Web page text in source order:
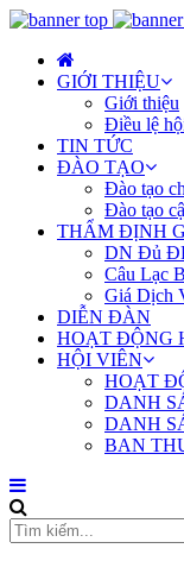
GIỚI THIỆU
Giới thiệu
Điều lệ
TIN TỨC
ĐÀO TẠO
Đào tạo
Đào tạo
THẨM ĐỊNH
DN Đủ
Câu Lạc
Giá Dịch
DIỄN ĐÀN
HOẠT ĐỘNG
HỘI VIÊN
HOẠT
DANH
DANH
BAN